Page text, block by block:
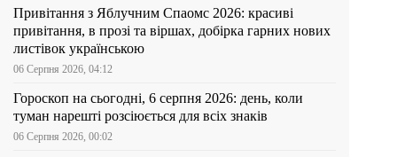
Привітання з Яблучним Спаомс 2026: красиві
привітання, в прозі та віршах, добірка гарних нових
листівок українською
06 Серпня 2026, 04:12
Гороскоп на сьогодні, 6 серпня 2026: день, коли
туман нарешті розсіюється для всіх знаків
06 Серпня 2026, 00:02